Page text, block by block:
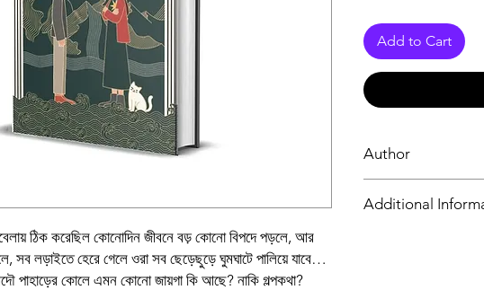
ঠিক করেছিল কোনোদিন জীবনে বড় কোনো বিপদে পড়লে, আর
সব লড়াইতে হেরে গেলে ওরা সব ছেড়েছুড়ে ঘুমঘাটে পালিয়ে যাবে…
পাহাড়ের কোলে এমন কোনো জায়গা কি আছে? নাকি গল্পকথা?
Add to Cart
Author
Additional